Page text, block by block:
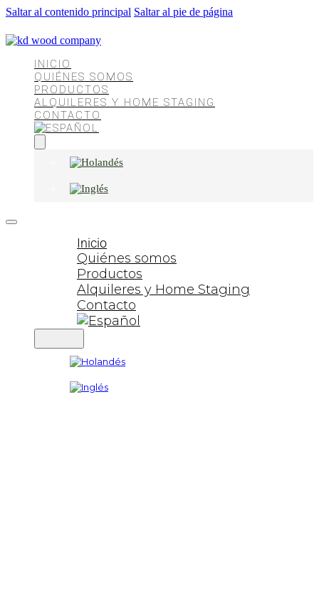
Saltar al contenido principal Saltar al pie de página
INICIO
QUIÉNES SOMOS
PRODUCTOS
ALQUILERES Y HOME STAGING
CONTACTO
Inicio
Quiénes somos
Productos
Alquileres y Home Staging
Contacto